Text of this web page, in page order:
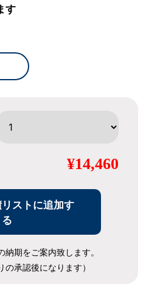
す
¥14,460
ストに追加す
る
納期をご案内致します。
の承認後になります）